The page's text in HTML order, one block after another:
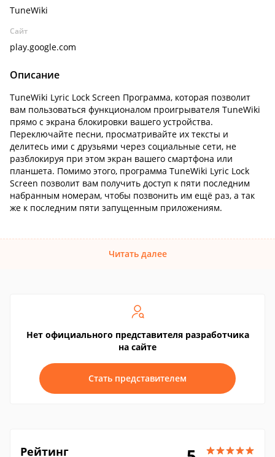
TuneWiki
Сайт
play.google.com
Описание
TuneWiki Lyric Lock Screen Программа, которая позволит
вам пользоваться функционалом проигрывателя TuneWiki
прямо с экрана блокировки вашего устройства.
Переключайте песни, просматривайте их тексты и
делитесь ими с друзьями через социальные сети, не
разблокируя при этом экран вашего смартфона или
планшета. Помимо этого, программа TuneWiki Lyric Lock
Screen позволит вам получить доступ к пяти последним
набранным номерам, чтобы позвонить им ещё раз, а так
же к последним пяти запущенным приложениям.
Читать далее
Нет официального представителя разработчика
на сайте
Стать представителем
Рейтинг